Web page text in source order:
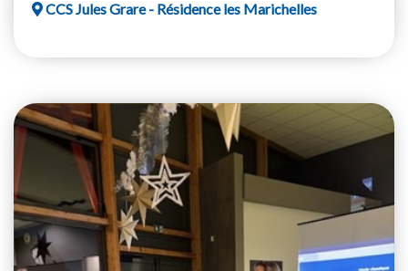
CCS Jules Grare - Résidence les Marichelles